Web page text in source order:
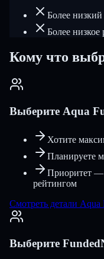
Более
Более
Кому что
Выберите Aqua
Хотите
Планируете
Приоритет —
рейтингом
Смотреть детали Aqua
Выберите